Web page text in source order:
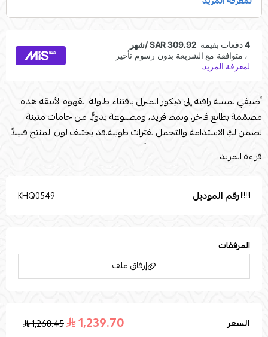
أضيفي لمسة راقية إلى ديكور المنزل باقتناء طاولة القهوة الأنيقة هذه.
مصمّمة بطابع فاخر، ونمط فريد، ومصنوعة يدويًّا من خامات متينة
تضمن لكِ الاستدامة والتحمل لفترات طويلة.قد يختلف لون المنتج قليلاً
بسبب إضاءة الصور الفوتوغرافية أو إعدادات الشاشة الخاصة بك.
تُستخدم صور المنتج المرفقة لأغراض التوضيح والتمثيل فقط.القياسات
قراءة المزيد
رقم الموديل KHQ0549
المرفقات
إرفاق ملف
اسحب و افلت الملف هنا
السعر 1,239.70
1,268.45